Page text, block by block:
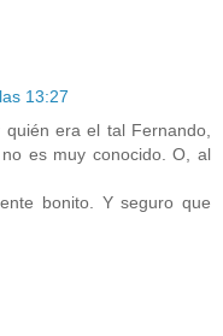
13:27
era el tal Fernando,
es muy conocido. O, al
bonito. Y seguro que